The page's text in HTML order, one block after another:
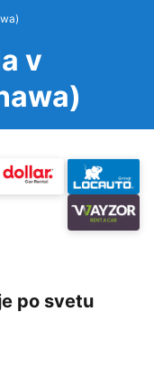
v
po svetu